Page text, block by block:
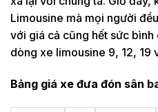
Limousine mà mọi người
với giá cả cũng hết sức bình
dòng xe limousine 9, 12, 19
Bảng giá xe đưa đón sân